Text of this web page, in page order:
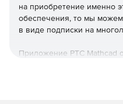
на приобретение именно
обеспечения, то мы
в виде подписки на
Приложение PTC Mathcad